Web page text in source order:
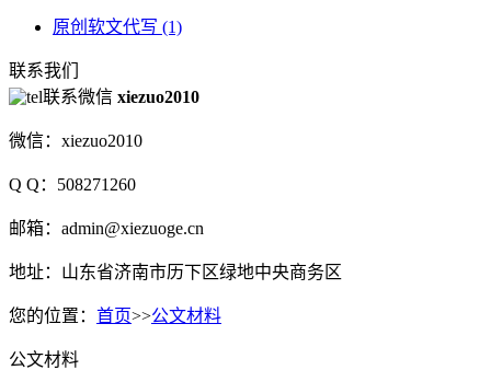
原创软文代写 (1)
联系我们
联系微信 xiezuo2010
微信：xiezuo2010
Q Q：508271260
邮箱：admin@xiezuoge.cn
地址：山东省济南市历下区绿地中央商务区
您的位置： 首页>>公文材料
公文材料